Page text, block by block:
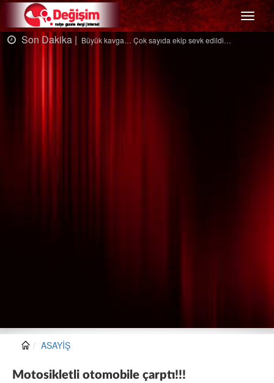
Menü
ekip sevk edildi… Son Dakika |Ağaçtan düştü…
ASAYİŞ
Motosikletli otomobile çarptı!!!